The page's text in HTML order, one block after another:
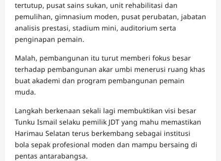
tertutup, pusat sains sukan, unit rehabilitasi dan
pemulihan, gimnasium moden, pusat perubatan, jabatan
analisis prestasi, stadium mini, auditorium serta
penginapan pemain.
Malah, pembangunan itu turut memberi fokus besar
terhadap pembangunan akar umbi menerusi ruang khas
buat akademi dan program pembangunan pemain
muda.
Langkah berkenaan sekali lagi membuktikan visi besar
Tunku Ismail selaku pemilik JDT yang mahu memastikan
Harimau Selatan terus berkembang sebagai institusi
bola sepak profesional moden dan mampu bersaing di
pentas antarabangsa.